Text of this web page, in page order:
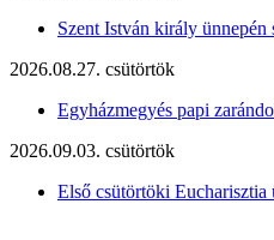
Szent István király ünnepén
2026.08.27. csütörtök
Egyházmegyés papi
2026.09.03. csütörtök
Első csütörtöki Eucharisztia